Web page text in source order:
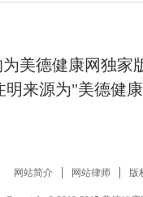
美德健康网独家
来源为"美德健
网站简介 网站律师 版